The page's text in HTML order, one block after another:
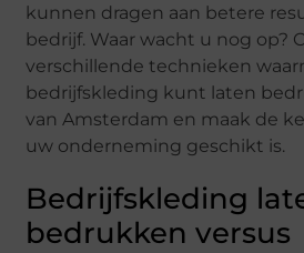
kunnen dragen aan betere
bedrijf. Waar wacht u nog op?
verschillende technieken
bedrijfskleding kunt laten
van Amsterdam en maak de
uw onderneming geschikt is.
Bedrijfskleding
bedrukken versus